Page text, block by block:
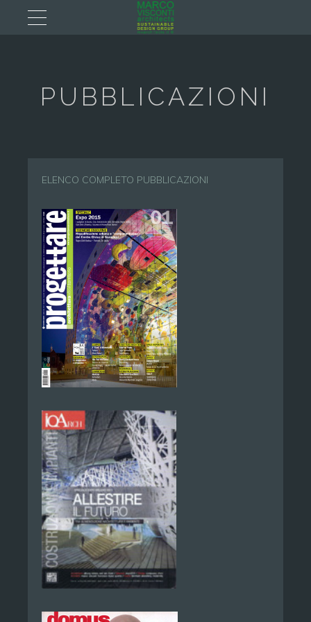
PUBBLICAZIONI
ELENCO COMPLETO PUBBLICAZIONI